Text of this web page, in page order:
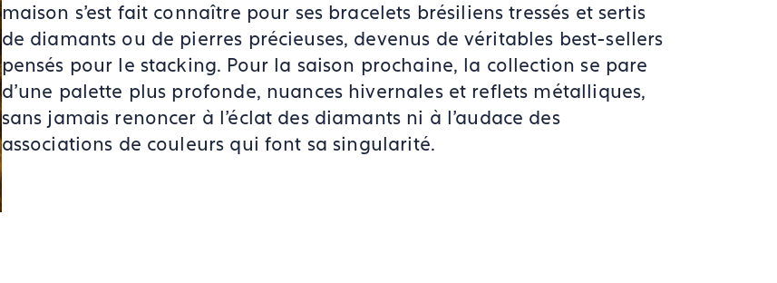
maison s'est fait connaître pour ses bracelets brésiliens tressés et sertis
de diamants ou de pierres précieuses, devenus de véritables best-sellers
pensés pour le stacking. Pour la saison prochaine, la collection se pare
d'une palette plus profonde, nuances hivernales et reflets métalliques,
sans jamais renoncer à l'éclat des diamants ni à l'audace des
associations de couleurs qui font sa singularité.